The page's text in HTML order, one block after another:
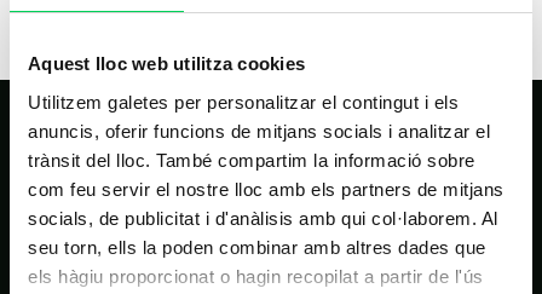
Aquest lloc web utilitza cookies
Utilitzem galetes per personalitzar el contingut i els
anuncis, oferir funcions de mitjans socials i analitzar el
trànsit del lloc. També compartim la informació sobre
com feu servir el nostre lloc amb els partners de mitjans
socials, de publicitat i d'anàlisis amb qui col·laborem. Al
seu torn, ells la poden combinar amb altres dades que
els hàgiu proporcionat o hagin recopilat a partir de l'ús